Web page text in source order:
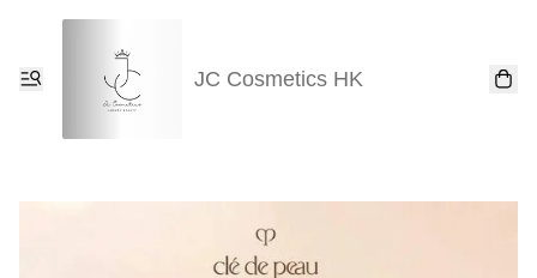
JC Cosmetics HK